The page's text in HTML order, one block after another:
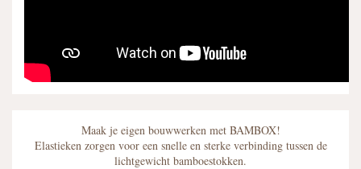
Maak je eigen bouwwerken met BAMBOX!
Elastieken zorgen voor een snelle en sterke verbinding tussen de
lichtgewicht bamboestokken.